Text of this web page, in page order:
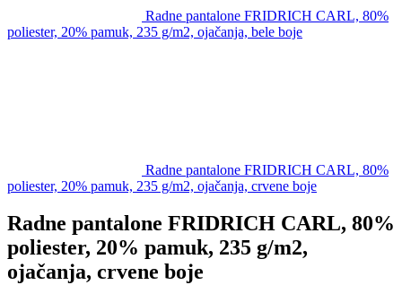
Radne pantalone FRIDRICH CARL, 80%
poliester, 20% pamuk, 235 g/m2, ojačanja, bele boje
Radne pantalone FRIDRICH CARL, 80%
poliester, 20% pamuk, 235 g/m2, ojačanja, crvene boje
Radne pantalone FRIDRICH CARL, 80%
poliester, 20% pamuk, 235 g/m2,
ojačanja, crvene boje